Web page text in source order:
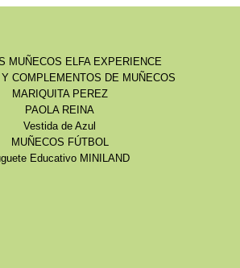
MUÑECOS ELFA EXPERIENCE
COMPLEMENTOS DE MUÑECOS
MARIQUITA PEREZ
PAOLA REINA
Vestida de Azul
MUÑECOS FÚTBOL
Educativo MINILAND